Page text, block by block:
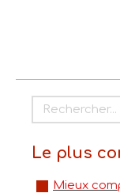
Rechercher
Le plus
Mieux